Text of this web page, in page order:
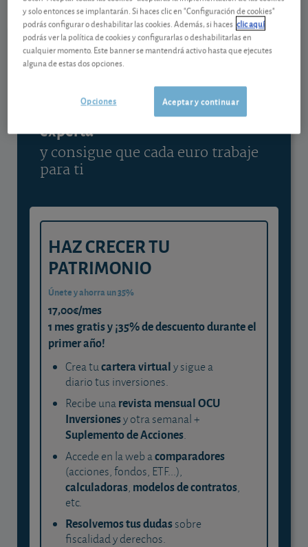
Ver detalladamente
Contenido reservado a SOCIOS
Gestiona tu dinero con visión
experta
y consigue que cada euro trabaje
para ti
HAZ CRECER TU
PATRIMONIO
Únete y ahorra un 35%
17,00€/mes
1 mes gratis y ¡35% de descuento durante el
primer año!
Crea tucartera virtualy sigue a
diario tus inversiones.
Recibe unarevista mensual OCU
Inversionesy otra semanal +
Suplemento de Acciones.
Accede en la web acomparadores
(acciones, fondos, ETF...),
calculadoras, modelos de contratos,
etc.
Resolvemos tus dudassobre
fiscalidad y derechos.
y solo entonces se implantarán. Si haces clic en "Configuración de cookies"
podrás configurar o deshabilitar las cookies. Además, si haces clic aquí
podrás ver la política de cookies y configurarlas o deshabilitarlas en
cualquier momento. Este banner se mantendrá activo hasta que ejecutes
alguna de estas dos opciones.
Aceptar y continuar
Opciones